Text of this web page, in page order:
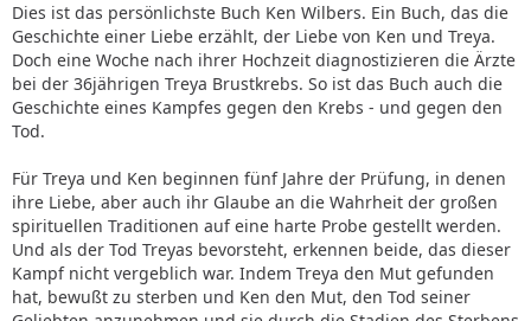
Dies ist das persönlichste Buch Ken Wilbers. Ein Buch, das die
Geschichte einer Liebe erzählt, der Liebe von Ken und Treya.
Doch eine Woche nach ihrer Hochzeit diagnostizieren die Ärzte
bei der 36jährigen Treya Brustkrebs. So ist das Buch auch die
Geschichte eines Kampfes gegen den Krebs - und gegen den
Tod.
Für Treya und Ken beginnen fünf Jahre der Prüfung, in denen
ihre Liebe, aber auch ihr Glaube an die Wahrheit der großen
spirituellen Traditionen auf eine harte Probe gestellt werden.
Und als der Tod Treyas bevorsteht, erkennen beide, das dieser
Kampf nicht vergeblich war. Indem Treya den Mut gefunden
hat, bewußt zu sterben und Ken den Mut, den Tod seiner